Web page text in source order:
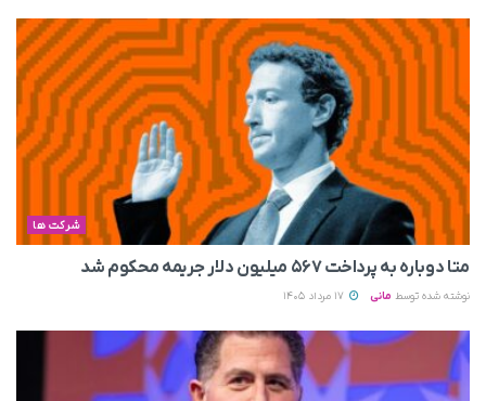
شرکت ها
متا دوباره به پرداخت ۵۶۷ میلیون دلار جریمه محکوم شد
نوشته شده توسط مانی